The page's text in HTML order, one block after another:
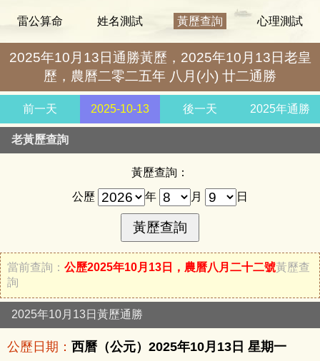
雷公算命 姓名測試 黃歷查詢 心理測試
2025年10月13日通勝黃歷，2025年10月13日老皇
歷，農曆二零二五年 八月(小) 廿二通勝
前一天 2025-10-13 後一天 2025年通勝
老黃歷查詢
黃歷查詢：
公歷
年 月 日
當前查詢： 公歷2025年10月13日，農曆八月二十二號黃歷查
詢
2025年10月13日黃歷通勝
公歷日期： 西曆（公元）2025年10月13日 星期一